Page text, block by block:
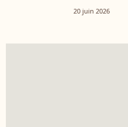
20 juin 2026